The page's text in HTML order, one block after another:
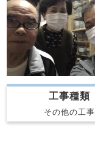
工事種類
その他の工事